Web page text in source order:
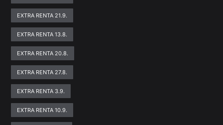
EXTRA RENTA 21.9.
EXTRA RENTA 13.8.
EXTRA RENTA 20.8.
EXTRA RENTA 27.8.
EXTRA RENTA 3.9.
EXTRA RENTA 10.9.